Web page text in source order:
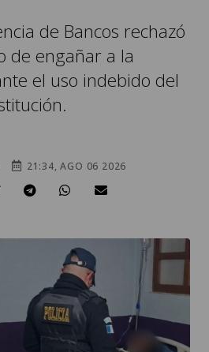
de Bancos rechazó
de engañar a la
el uso indebido del
21:34, AGO 06 2026